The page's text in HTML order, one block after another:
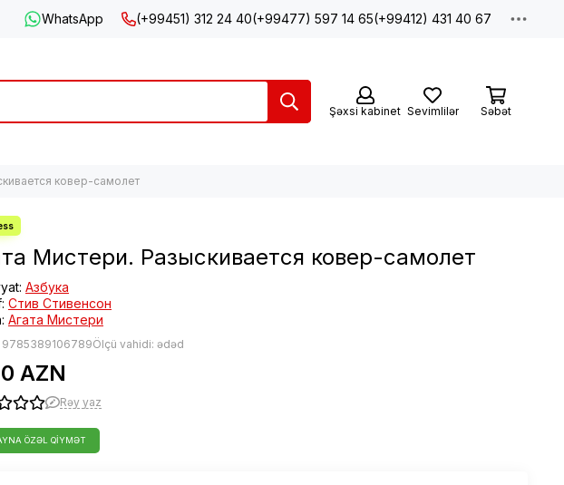
WhatsApp (+99451) 312 24 40(+99477) 597 14 65(+99412) 431 40 67
Şəxsi kabinet Sevimlilər Səbət
ковер-самолет
Мистери. Разыскивается ковер-самолет
Азбука
Стив Стивенсон
Агата Мистери
9785389106789Ölçü vahidi: ədəd
AZN
Rəy yaz
ÖZƏL QIYMƏT